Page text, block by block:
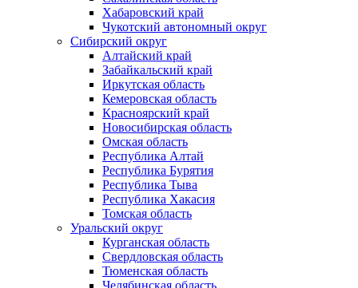
Хабаровский край
Чукотский автономный округ
Сибирский округ
Алтайский край
Забайкальский край
Иркутская область
Кемеровская область
Красноярский край
Новосибирская область
Омская область
Республика Алтай
Республика Бурятия
Республика Тыва
Республика Хакасия
Томская область
Уральский округ
Курганская область
Свердловская область
Тюменская область